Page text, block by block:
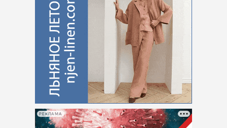
РЕКЛАМА